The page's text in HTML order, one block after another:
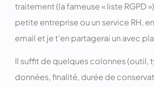
traitement (la fameuse « liste RGPD
petite entreprise ou un service RH,
email et je t’en partagerai un avec
Il suffit de quelques colonnes (outil,
données, finalité, durée de